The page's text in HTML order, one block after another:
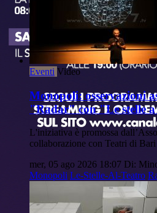
Eventi Video
Monopoli: osservazioni
"Radar" con "Le stelle
L'iniziativa è promossa
collaborazione con Teatri di Bari
mer, 05 ago 2026 18:07 Di:
Monopoli Le-Stelle-Al-Teatro